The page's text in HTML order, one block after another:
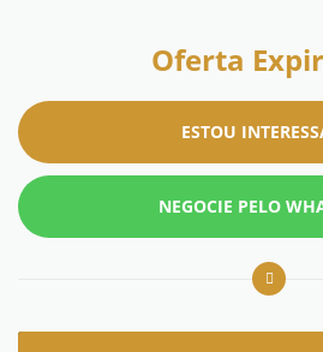
Oferta
ESTOU
NEGOCIE PELO